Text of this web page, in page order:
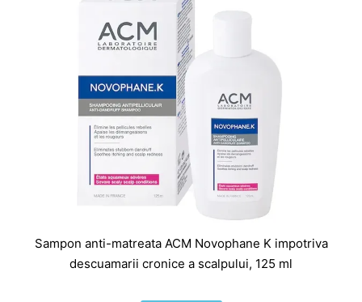
Sampon anti-matreata ACM Novophane K impotriva
descuamarii cronice a scalpului, 125 ml